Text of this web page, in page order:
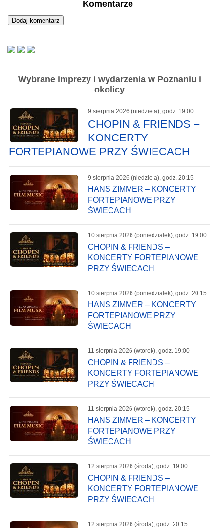
Komentarze
Wybrane imprezy i wydarzenia w Poznaniu i
okolicy
9 sierpnia 2026 (niedziela), godz. 19:00
CHOPIN & FRIENDS –
KONCERTY
FORTEPIANOWE PRZY ŚWIECACH
9 sierpnia 2026 (niedziela), godz. 20:15
HANS ZIMMER – KONCERTY
FORTEPIANOWE PRZY
ŚWIECACH
10 sierpnia 2026 (poniedziałek), godz. 19:00
CHOPIN & FRIENDS –
KONCERTY FORTEPIANOWE
PRZY ŚWIECACH
10 sierpnia 2026 (poniedziałek), godz. 20:15
HANS ZIMMER – KONCERTY
FORTEPIANOWE PRZY
ŚWIECACH
11 sierpnia 2026 (wtorek), godz. 19:00
CHOPIN & FRIENDS –
KONCERTY FORTEPIANOWE
PRZY ŚWIECACH
11 sierpnia 2026 (wtorek), godz. 20:15
HANS ZIMMER – KONCERTY
FORTEPIANOWE PRZY
ŚWIECACH
12 sierpnia 2026 (środa), godz. 19:00
CHOPIN & FRIENDS –
KONCERTY FORTEPIANOWE
PRZY ŚWIECACH
12 sierpnia 2026 (środa), godz. 20:15